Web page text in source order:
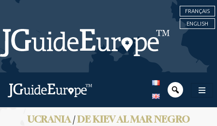
FRANÇAIS
ENGLISH
UCRANIA/DE KIEV AL MAR NEGRO